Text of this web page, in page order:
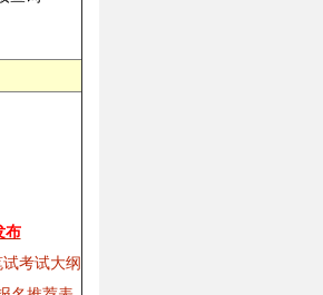
布
考试大纲